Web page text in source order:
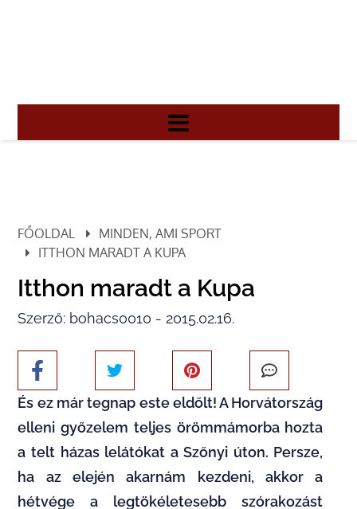
FŐOLDAL
MINDEN, AMI SPORT
ITTHON MARADT A KUPA
Itthon maradt a Kupa
Szerző: bohacs0010 - 2015.02.16.
És ez már tegnap este eldőlt! A Horvátország
elleni győzelem teljes örömmámorba hozta
a telt házas lelátókat a Szőnyi úton. Persze,
ha az elején akarnám kezdeni, akkor a
hétvége a legtökéletesebb szórakozást